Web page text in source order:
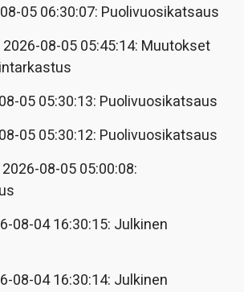
05 06:30:07: Puolivuosikatsaus
2026-08-05 05:45:14: Muutokset
05 05:30:13: Puolivuosikatsaus
05 05:30:12: Puolivuosikatsaus
2026-08-05 05:00:08:
08-04 16:30:15: Julkinen
08-04 16:30:14: Julkinen